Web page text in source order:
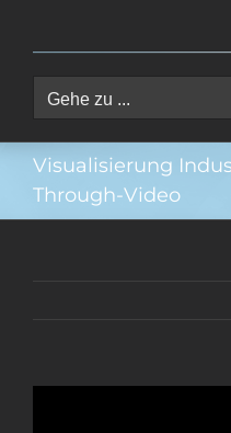
springen
Gehe zu ...
Visualisierung
Through-Video